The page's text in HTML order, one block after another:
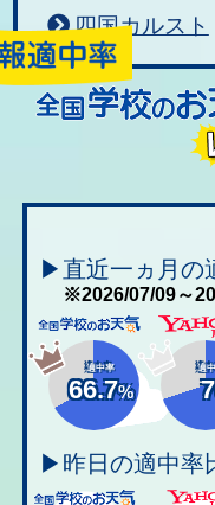
四国カルスト
▶直近一ヵ月の
※2026/07/09～
適中率
66.7%
適
▶昨日の適中率